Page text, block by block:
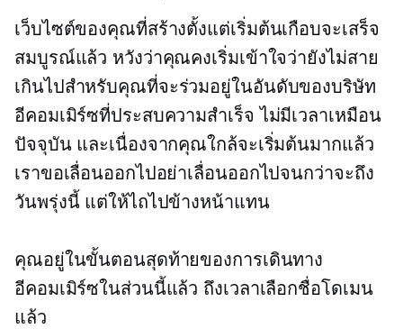
เว็บไซต์ของคุณที่สร้างตั้งแต่เริ่มต้นเกือบจะเสร็จ
สมบูรณ์แล้ว หวังว่าคุณคงเริ่มเข้าใจว่ายังไม่สาย
เกินไปสำหรับคุณที่จะร่วมอยู่ในอันดับของบริษัท
อีคอมเมิร์ซที่ประสบความสำเร็จ ไม่มีเวลาเหมือน
ปัจจุบัน และเนื่องจากคุณใกล้จะเริ่มต้นมากแล้ว
เราขอเลื่อนออกไปอย่าเลื่อนออกไปจนกว่าจะถึง
วันพรุ่งนี้ แต่ให้ไถไปข้างหน้าแทน
คุณอยู่ในขั้นตอนสุดท้ายของการเดินทาง
อีคอมเมิร์ซในส่วนนี้แล้ว ถึงเวลาเลือกชื่อโดเมน
แล้ว